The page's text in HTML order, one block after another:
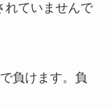
ていませんで
負けます。負